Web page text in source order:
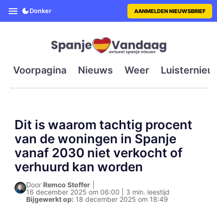
SpanjeVandaag is de eerste
Donker AANMELDEN NIEUWSBRIEF
Voorpagina Nieuws Weer
Dit is waarom tachtig procent
van de woningen in Spanje
vanaf 2030 niet verkocht of
verhuurd kan worden
Door Remco Stoffer
16 december 2025 om 06:00 | 3 min. leestijd
Bijgewerkt op: 18 december 2025 om 18:49